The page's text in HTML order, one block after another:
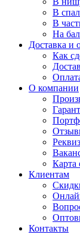
В
В
На
Доставка и
Как
О компании
Карта
Клиентам
Контакты